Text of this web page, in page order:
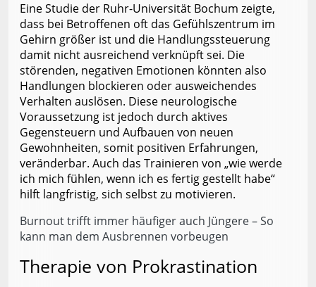
Eine Studie der Ruhr-Universität Bochum zeigte,
dass bei Betroffenen oft das Gefühlszentrum im
Gehirn größer ist und die Handlungssteuerung
damit nicht ausreichend verknüpft sei. Die
störenden, negativen Emotionen könnten also
Handlungen blockieren oder ausweichendes
Verhalten auslösen. Diese neurologische
Voraussetzung ist jedoch durch aktives
Gegensteuern und Aufbauen von neuen
Gewohnheiten, somit positiven Erfahrungen,
veränderbar. Auch das Trainieren von „wie werde
ich mich fühlen, wenn ich es fertig gestellt habe“
hilft langfristig, sich selbst zu motivieren.
Burnout trifft immer häufiger auch Jüngere – So
kann man dem Ausbrennen vorbeugen
Therapie von Prokrastination